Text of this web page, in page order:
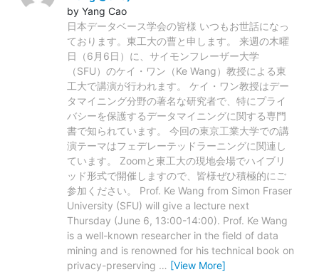
by Yang Cao
日本データベース学会の皆様 いつもお世話になっ
ております。東工大の曹と申します。 来週の木曜
日（6月6日）に、サイモンフレーザー大学
（SFU）のケイ・ワン（Ke Wang）教授による東
工大で講演が行われます。 ケイ・ワン教授はデー
タマイニング分野の著名な研究者で、特にプライ
バシーを保護するデータマイニングに関する専門
書で知られています。 今回の東京工業大学での講
演テーマはフェデレーテッドラーニングに関連し
ています。 Zoomと東工大の現地会場でハイブリ
ッド形式で開催しますので、皆様ぜひ積極的にご
参加ください。 Prof. Ke Wang from Simon Fraser
University (SFU) will give a lecture next
Thursday (June 6, 13:00-14:00). Prof. Ke Wang
is a well-known researcher in the field of data
mining and is renowned for his technical book on
privacy-preserving … [View More]